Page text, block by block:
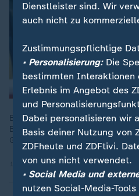
Bisher hat erst gut ein Viertel der
Behörden einen
Gegenden stoßen die Baufirmen
14.08.2025 | 1:29 min
Dienstleister sind. Wir
auch nicht zu
Zustimmungspflichtige
• Personalisierung:Die
bestimmten Interaktionen
Erlebnis im Angebot des
und
Dabei personalisieren wir
Basis deiner Nutzung von
ZDFheute und ZDFtivi.
von uns nicht verwendet.
• Social Media und
nutzen Social-Media-